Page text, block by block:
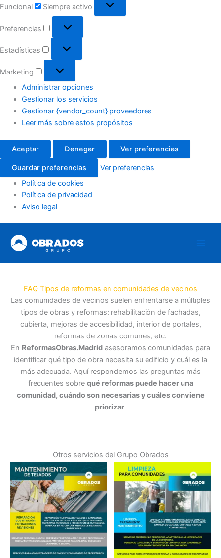
Funcional Siempre activo
Preferencias
Preferencias
Estadísticas
Estadísticas
Marketing
Marketing
Administrar opciones
Gestionar los servicios
Gestionar {vendor_count} proveedores
Leer más sobre estos propósitos
Aceptar Denegar Ver preferencias
Guardar preferencias
Ver preferencias
Política de cookies
Política de privacidad
Aviso legal
contenido
FAQ Tipos de reformas en comunidades de vecinos
Las comunidades de vecinos suelen enfrentarse a múltiples
tipos de obras y reformas: rehabilitación de fachadas,
cubierta, mejoras de accesibilidad, interior de portales,
reformas de zonas comunes, etc.
En ReformasObras.Madrid asesoramos comunidades para
identificar qué tipo de obra necesita su edificio y cuál es la
más adecuada. Aquí respondemos las preguntas más
frecuentes sobre qué reformas puede hacer una
comunidad, cuándo son necesarias y cuáles conviene
priorizar.
Otros servicios del Grupo Obrados
Reparación de Tejados en
Madrid
Limpieza en Comunidades